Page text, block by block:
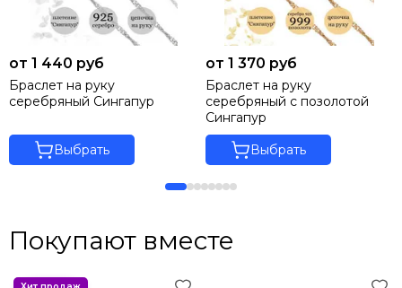
от 1 440 руб
Браслет на руку
серебряный Сингапур
Выбрать
от 1 370 руб
Браслет на руку
серебряный с позолотой
Сингапур
Выбрать
Покупают вместе